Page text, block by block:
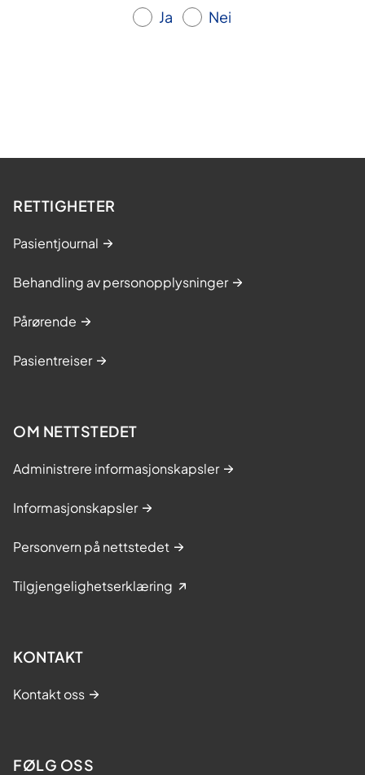
Ja Nei
RETTIGHETER
Pasientjournal
Behandling av personopplysninger
Pårørende
Pasientreiser
OM NETTSTEDET
Administrere informasjonskapsler
Informasjonskapsler
Personvern på nettstedet
Tilgjengelighetserklæring
KONTAKT
Kontakt oss
FØLG OSS